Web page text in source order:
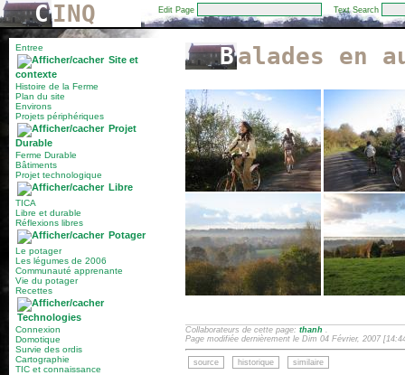
C INQ Edit Page Text Search
Entree
Site et
contexte
Histoire de la Ferme
Plan du site
Environs
Projets périphériques
Projet
Durable
Ferme Durable
Bâtiments
Projet technologique
Libre
TICA
Libre et durable
Réflexions libres
Potager
Le potager
Les légumes de 2006
Communauté apprenante
Vie du potager
Recettes
Technologies
Connexion
Domotique
Survie des ordis
Cartographie
TIC et connaissance
Balades en
Collaborateurs de cette page: thanh .
Page modifiée dernièrement le Dim 04 Février, 2007
source historique similaire